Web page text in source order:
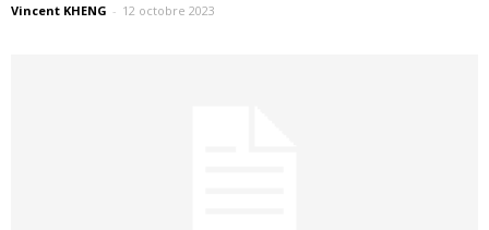
Vincent KHENG - 12 octobre 2023